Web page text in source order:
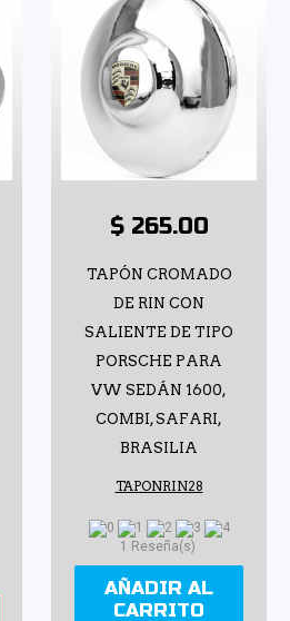
$ 265.00
TAPÓN CROMADO
DE RIN CON
SALIENTE DE TIPO
PORSCHE PARA
VW SEDÁN 1600,
COMBI, SAFARI,
BRASILIA
TAPONRIN28
1 Reseña(s)
AÑADIR AL
CARRITO